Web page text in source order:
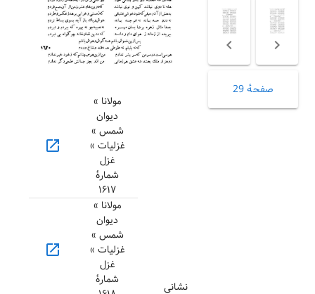
صفحهٔ 29
نشانی
مولانا »
دیوان
شمس »
غزلیات »
غزل
شمارهٔ
۱۶۱۷
open_in_new
مولانا »
دیوان
شمس »
غزلیات »
غزل
شمارهٔ
open_in_new